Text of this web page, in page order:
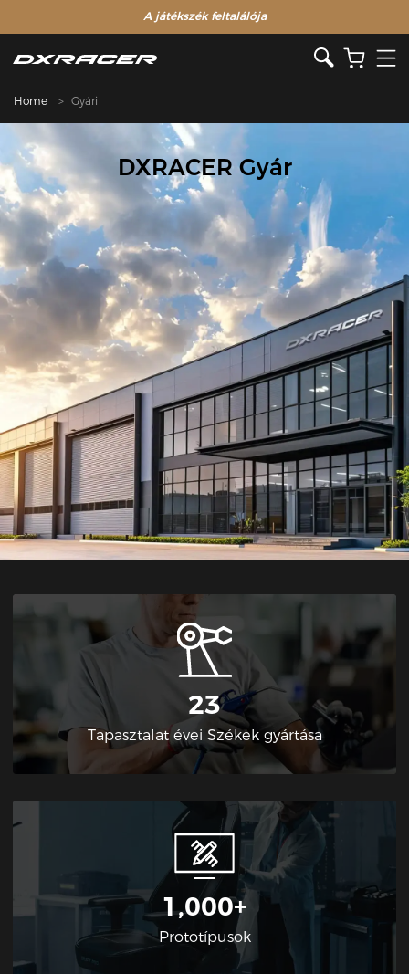
A játékszék feltalálója
Home Gyári
DXRACER Gyár
23
Tapasztalat évei Székek gyártása
1,000+
Prototípusok